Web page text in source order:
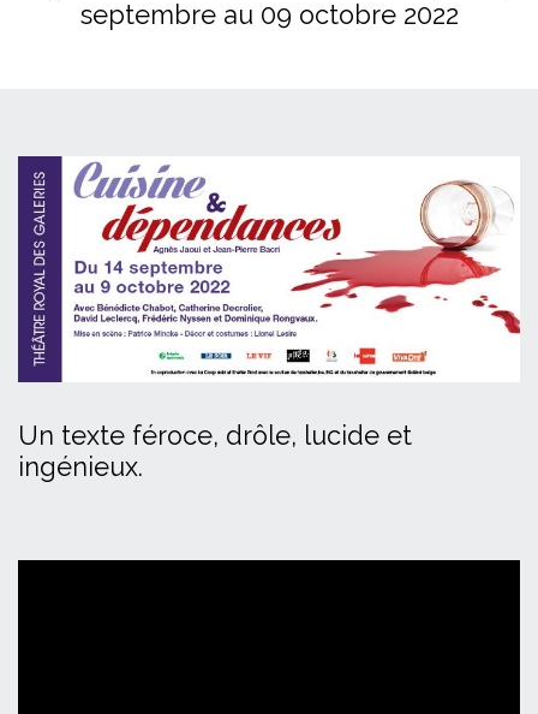
septembre au 09 octobre 2022
Un texte féroce, drôle, lucide et
ingénieux.